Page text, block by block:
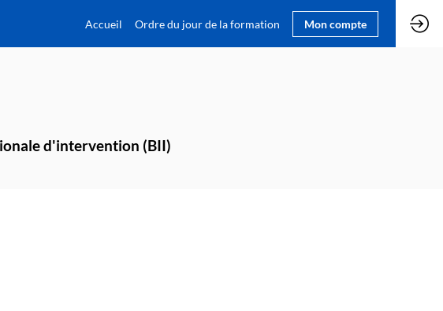
Accueil Ordre du jour de la formation Mon compte
d'intervention (BII)